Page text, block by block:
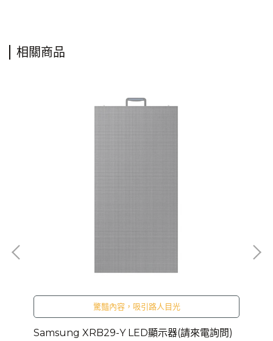
相關商品
驚豔內容，吸引路人目光
Samsung XRB29-Y LED顯示器(請來電詢問)